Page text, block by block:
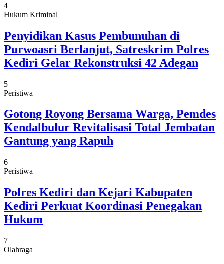
4
Hukum Kriminal
Penyidikan Kasus Pembunuhan di
Purwoasri Berlanjut, Satreskrim Polres
Kediri Gelar Rekonstruksi 42 Adegan
5
Peristiwa
Gotong Royong Bersama Warga, Pemdes
Kendalbulur Revitalisasi Total Jembatan
Gantung yang Rapuh
6
Peristiwa
Polres Kediri dan Kejari Kabupaten
Kediri Perkuat Koordinasi Penegakan
Hukum
7
Olahraga